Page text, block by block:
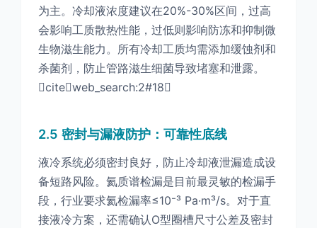
为主。冷却液浓度建议在20%-30%区间，过高
会影响工质散热性能，过低则影响防冻和抑制微
生物滋生能力。所有冷却工质均需添加缓蚀剂和
杀菌剂，防止管路滋生细菌导致堵塞和泄露。
citeweb_search:2#18
2.5 密封与漏液防护：可靠性底线
液冷系统必须密封良好，防止冷却液泄漏造成设
备短路风险。氦质谱检漏是目前最灵敏的检漏手
段，行业要求氦检漏率≤10⁻³ Pa·m³/s。对于直
接液冷方案，还需确认O型圈槽尺寸公差及密封